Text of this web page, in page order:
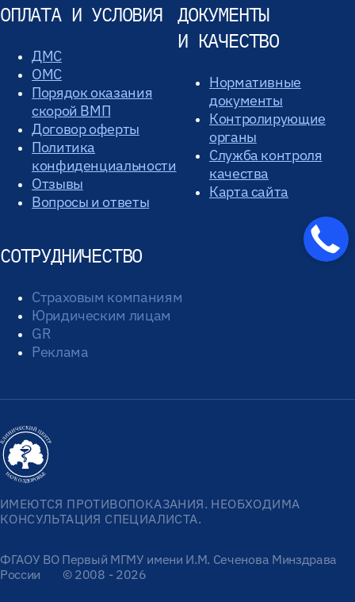
ОПЛАТА И УСЛОВИЯ
ДМС
ОМС
Порядок оказания
скорой ВМП
Договор оферты
Политика
конфиденциальности
Отзывы
Вопросы и ответы
ДОКУМЕНТЫ
И КАЧЕСТВО
Нормативные
документы
Контролирующие
органы
Служба контроля
качества
Карта сайта
СОТРУДНИЧЕСТВО
Страховым компаниям
Юридическим лицам
GR
Реклама
ИМЕЮТСЯ ПРОТИВОПОКАЗАНИЯ. НЕОБХОДИМА
КОНСУЛЬТАЦИЯ СПЕЦИАЛИСТА.
ФГАОУ ВО Первый МГМУ имени И.М. Сеченова Минздрава
России
© 2008 - 2026